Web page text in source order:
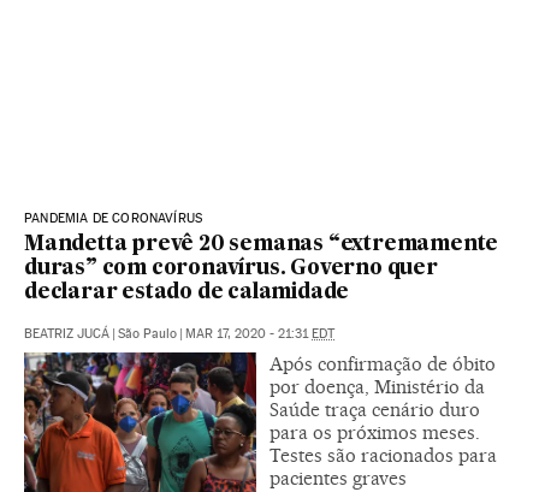
PANDEMIA DE CORONAVÍRUS
Mandetta prevê 20 semanas “extremamente
duras” com coronavírus. Governo quer
declarar estado de calamidade
BEATRIZ JUCÁ São Paulo MAR 17, 2020 - 21:31 EDT
Após confirmação de óbito
por doença, Ministério da
Saúde traça cenário duro
para os próximos meses.
Testes são racionados para
pacientes graves